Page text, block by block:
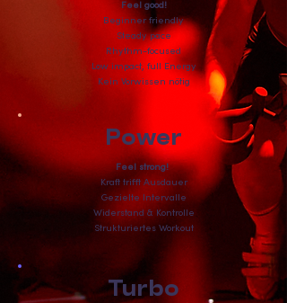
Feel good!
Beginner friendly
Steady pace
Rhythm-focused
Low impact, full Energy
Kein Vorwissen nötig
Power
Feel strong!
Kraft trifft Ausdauer
Gezielte Intervalle
Widerstand & Kontrolle
Strukturiertes Workout
Turbo